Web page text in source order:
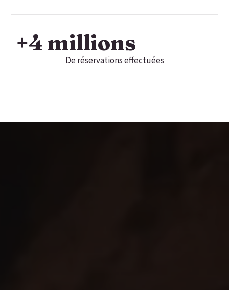
De réservations effectuées
+4 millions